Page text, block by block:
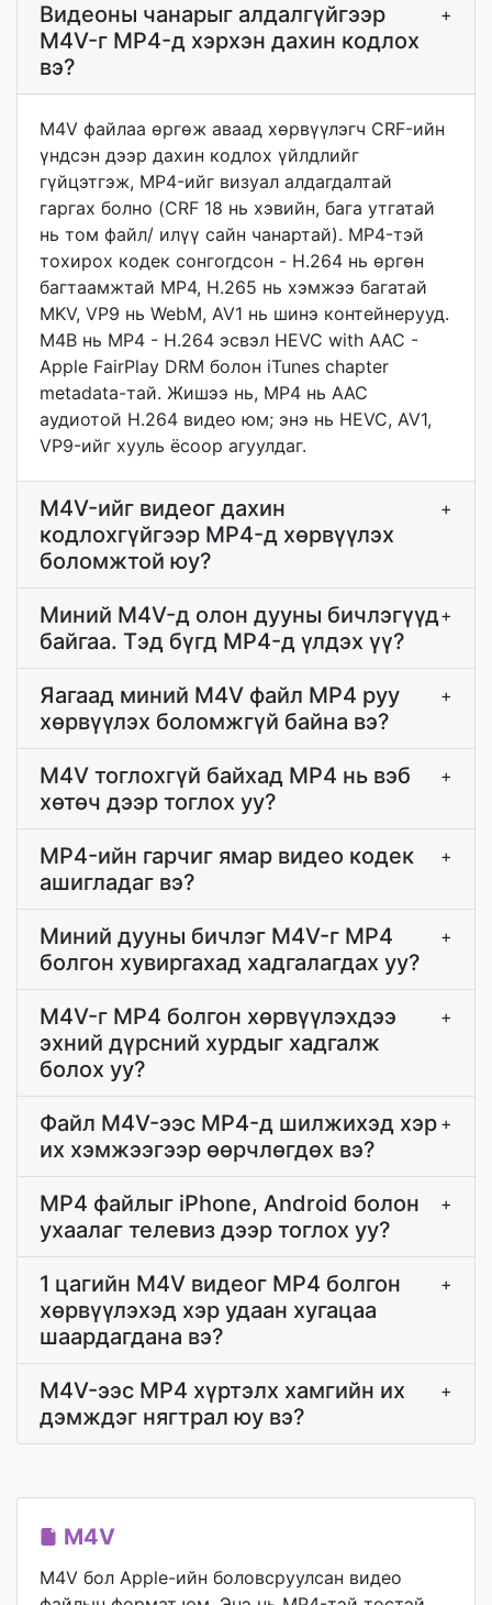
Видеоны чанарыг алдалгүйгээр
M4V-г MP4-д хэрхэн дахин кодлох
вэ?
+
M4V файлаа өргөж аваад хөрвүүлэгч CRF-ийн
үндсэн дээр дахин кодлох үйлдлийг
гүйцэтгэж, MP4-ийг визуал алдагдалтай
гаргах болно (CRF 18 нь хэвийн, бага утгатай
нь том файл/ илүү сайн чанартай). MP4-тэй
тохирох кодек сонгогдсон - H.264 нь өргөн
багтаамжтай MP4, H.265 нь хэмжээ багатай
MKV, VP9 нь WebM, AV1 нь шинэ контейнерууд.
М4В нь MP4 - H.264 эсвэл HEVC with AAC -
Apple FairPlay DRM болон iTunes chapter
metadata-тай. Жишээ нь, MP4 нь AAC
аудиотой H.264 видео юм; энэ нь HEVC, AV1,
VP9-ийг хууль ёсоор агуулдаг.
M4V-ийг видеог дахин
кодлохгүйгээр MP4-д хөрвүүлэх
боломжтой юу?
+
Миний M4V-д олон дууны бичлэгүүд
байгаа. Тэд бүгд MP4-д үлдэх үү?
+
Яагаад миний M4V файл MP4 руу
хөрвүүлэх боломжгүй байна вэ?
+
M4V тоглохгүй байхад MP4 нь вэб
хөтөч дээр тоглох уу?
+
MP4-ийн гарчиг ямар видео кодек
ашигладаг вэ?
+
Миний дууны бичлэг M4V-г MP4
болгон хувиргахад хадгалагдах уу?
+
M4V-г MP4 болгон хөрвүүлэхдээ
эхний дүрсний хурдыг хадгалж
болох уу?
+
Файл M4V-ээс MP4-д шилжихэд хэр
их хэмжээгээр өөрчлөгдөх вэ?
+
MP4 файлыг iPhone, Android болон
ухаалаг телевиз дээр тоглох уу?
+
1 цагийн M4V видеог MP4 болгон
хөрвүүлэхэд хэр удаан хугацаа
шаардагдана вэ?
+
M4V-ээс MP4 хүртэлх хамгийн их
дэмждэг нягтрал юу вэ?
+
M4V
M4V бол Apple-ийн боловсруулсан видео